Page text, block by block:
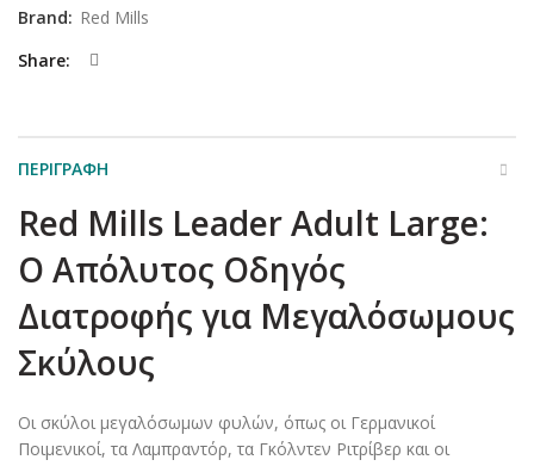
Brand: Red Mills
Share
ΠΕΡΙΓΡΑΦΉ
Red Mills Leader Adult Large:
Ο Απόλυτος Οδηγός
Διατροφής για Μεγαλόσωμους
Σκύλους
Οι σκύλοι μεγαλόσωμων φυλών, όπως οι Γερμανικοί
Ποιμενικοί, τα Λαμπραντόρ, τα Γκόλντεν Ριτρίβερ και οι